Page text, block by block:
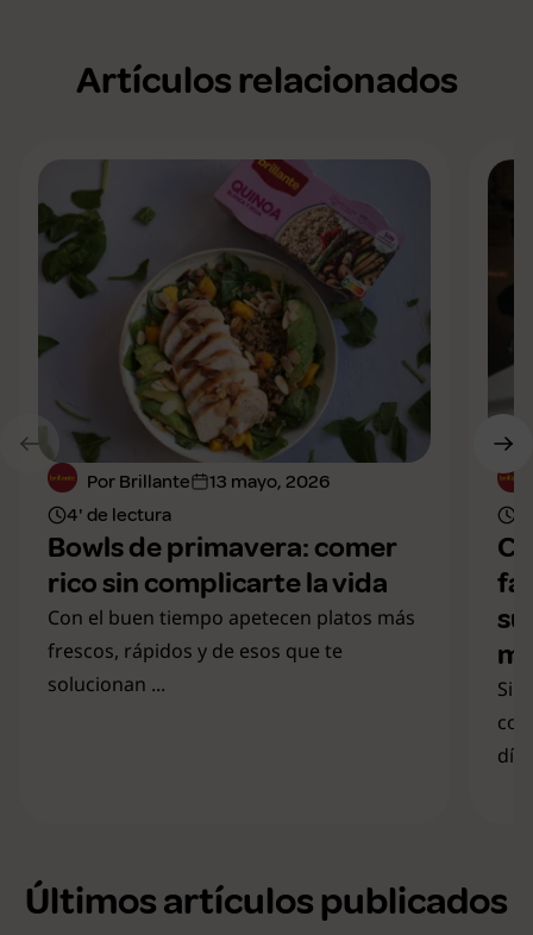
Artículos relacionados
Por Brillante
13 mayo, 2026
4' de lectura
Bowls de primavera: comer
rico sin complicarte la vida
Con el buen tiempo apetecen platos más
frescos, rápidos y de esos que te
solucionan ...
Si
día
Últimos artículos publicados